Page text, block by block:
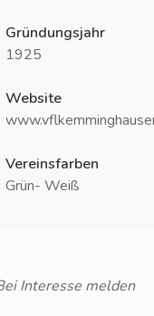
Gründungsjahr
1925
Website
Vereinsfarben
Grün- Weiß
Interesse melden